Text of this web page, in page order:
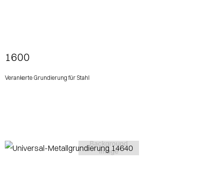
1600
Verankerte Grundierung für Stahl